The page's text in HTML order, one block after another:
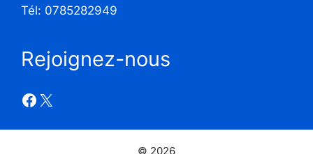
Tél: 0785282949
Rejoignez-nous
© 2026